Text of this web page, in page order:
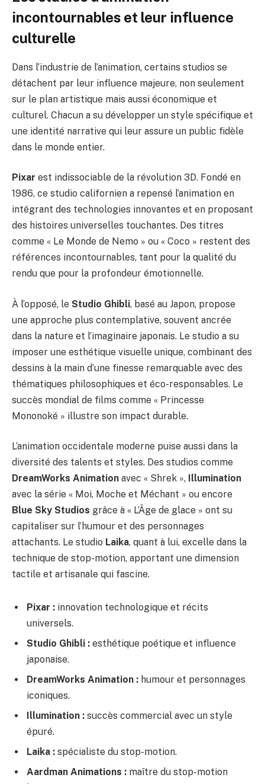
incontournables et leur influence
culturelle
Dans l’industrie de l’animation, certains studios se
détachent par leur influence majeure, non seulement
sur le plan artistique mais aussi économique et
culturel. Chacun a su développer un style spécifique et
une identité narrative qui leur assure un public fidèle
dans le monde entier.
Pixar est indissociable de la révolution 3D. Fondé en
1986, ce studio californien a repensé l’animation en
intégrant des technologies innovantes et en proposant
des histoires universelles touchantes. Des titres
comme « Le Monde de Nemo » ou « Coco » restent des
références incontournables, tant pour la qualité du
rendu que pour la profondeur émotionnelle.
À l’opposé, le Studio Ghibli, basé au Japon, propose
une approche plus contemplative, souvent ancrée
dans la nature et l’imaginaire japonais. Le studio a su
imposer une esthétique visuelle unique, combinant des
dessins à la main d’une finesse remarquable avec des
thématiques philosophiques et éco-responsables. Le
succès mondial de films comme « Princesse
Mononoké » illustre son impact durable.
L’animation occidentale moderne puise aussi dans la
diversité des talents et styles. Des studios comme
DreamWorks Animation avec « Shrek », Illumination
avec la série « Moi, Moche et Méchant » ou encore
Blue Sky Studios grâce à « L’Âge de glace » ont su
capitaliser sur l’humour et des personnages
attachants. Le studio Laika, quant à lui, excelle dans la
technique de stop-motion, apportant une dimension
tactile et artisanale qui fascine.
Pixar : innovation technologique et récits
universels.
Studio Ghibli : esthétique poétique et influence
japonaise.
DreamWorks Animation : humour et personnages
iconiques.
Illumination : succès commercial avec un style
épuré.
Laika : spécialiste du stop-motion.
Aardman Animations : maître du stop-motion